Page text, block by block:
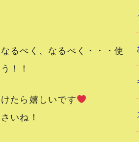
るべく、なるべく・・・使
！！
たら嬉しいです
いね！